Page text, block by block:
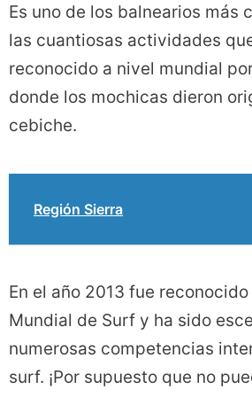
Es uno de los balnearios más
las cuantiosas actividades
reconocido a nivel mundial
donde los mochicas dieron
cebiche.
Región Sierra
En el año 2013 fue
Mundial de Surf y ha sido
numerosas competencias
surf. ¡Por supuesto que no